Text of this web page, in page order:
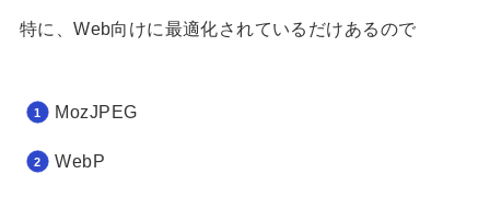
特に、Web向けに最適化されているだけあるので
MozJPEG
WebP